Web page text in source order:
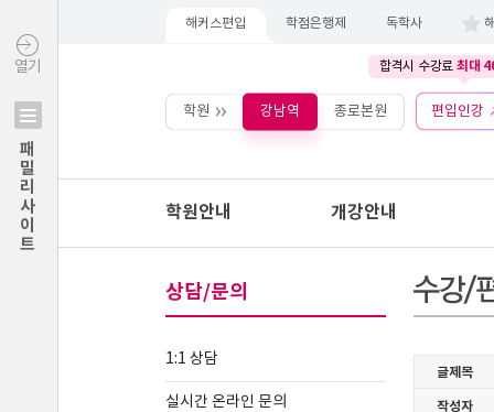
열기
패밀리사이트
해커스편입 학점은행제 독학사
합격시 수강료 최대
학원 강남역 종로본원 편입인강
학원안내 개강안내
상담/문의
1:1 상담
실시간 온라인 문의